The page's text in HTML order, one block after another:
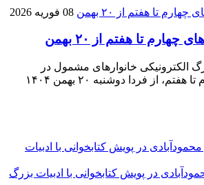
08 فوریه 2026
تا هفتم از ۲۰ بهمن
الکترونیکی خانوار‌های مشمول در
دهک‌های درآمدی چهارم تا هفتم، از فردا دوشنبه ۲۰ بهمن ۱۴۰۴
در پویش کتابخوانی با ادبیات بزرگ